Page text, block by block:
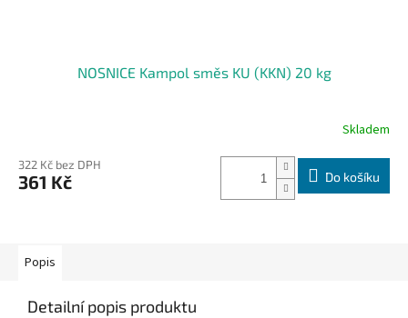
NOSNICE Kampol směs KU (KKN) 20 kg
Skladem
322 Kč bez DPH
361 Kč Do košíku
Popis
Detailní popis produktu